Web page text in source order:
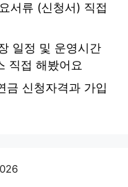
서류 (신청서) 직접
일정 및 운영시간
직접 해봤어요
금 신청자격과 가입